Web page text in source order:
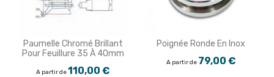
Paumelle Chromé Brillant
Pour Feuillure 35 À 40mm
A partir de110,00 €
Poignée Ronde En Inox
A partir de 79,00 €